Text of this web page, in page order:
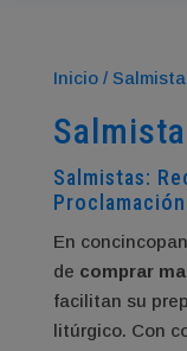
Inicio/
Salmistas:
En
de comprar
facilitan su
litúrgico. Con